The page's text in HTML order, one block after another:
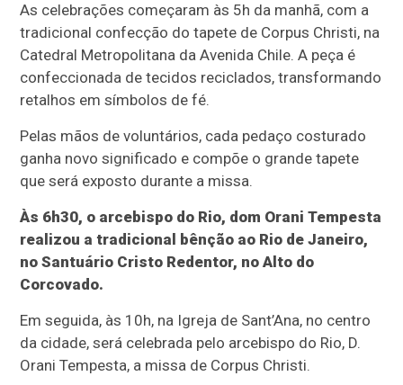
As celebrações começaram às 5h da manhã, com a
tradicional confecção do tapete de Corpus Christi, na
Catedral Metropolitana da Avenida Chile. A peça é
confeccionada de tecidos reciclados, transformando
retalhos em símbolos de fé.
Pelas mãos de voluntários, cada pedaço costurado
ganha novo significado e compõe o grande tapete
que será exposto durante a missa.
Às 6h30, o arcebispo do Rio, dom Orani Tempesta
realizou a tradicional bênção ao Rio de Janeiro,
no Santuário Cristo Redentor, no Alto do
Corcovado.
Em seguida, às 10h, na Igreja de Sant’Ana, no centro
da cidade, será celebrada pelo arcebispo do Rio, D.
Orani Tempesta, a missa de Corpus Christi.